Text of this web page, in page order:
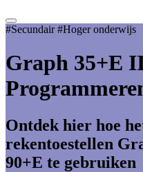
#Secundair #Hoger onderwijs
Graph 35+E
Ontdek hier hoe
rekentoestellen
90+E te gebruiken